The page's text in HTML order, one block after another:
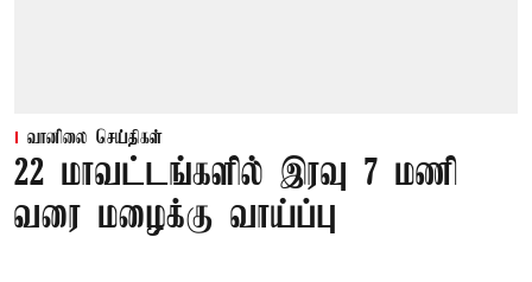
வானிலை செய்திகள்
22 மாவட்டங்களில் இரவு 7 மணி
வரை மழைக்கு வாய்ப்பு